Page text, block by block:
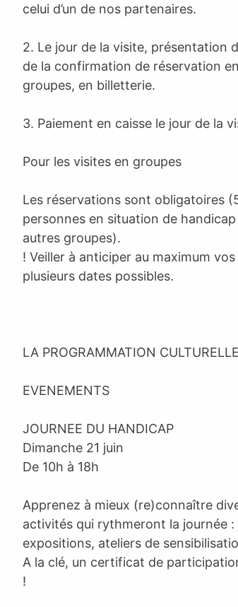
celui d’un de nos partenaires.
2. Le jour de la visite, présentation
de la confirmation de réservation
groupes, en billetterie.
3. Paiement en caisse le jour de la
Pour les visites en groupes
Les réservations sont obligatoires
personnes en situation de
autres groupes).
! Veiller à anticiper au maximum
plusieurs dates possibles.
LA PROGRAMMATION CULTURELLE
EVENEMENTS
JOURNEE DU HANDICAP
Dimanche 21 juin
De 10h à 18h
Apprenez à mieux (re)connaître
activités qui rythmeront la journée :
expositions, ateliers de
A la clé, un certificat de
!